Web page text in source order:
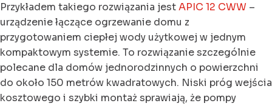
Przykładem takiego rozwiązania jestAPIC 12 CWW –
urządzenie łączące ogrzewanie domu z
przygotowaniem ciepłej wody użytkowej w jednym
kompaktowym systemie. To rozwiązanie szczególnie
polecane dla domów jednorodzinnych o powierzchni
do około 150 metrów kwadratowych. Niski próg wejścia
kosztowego i szybki montaż sprawiają, że pompy